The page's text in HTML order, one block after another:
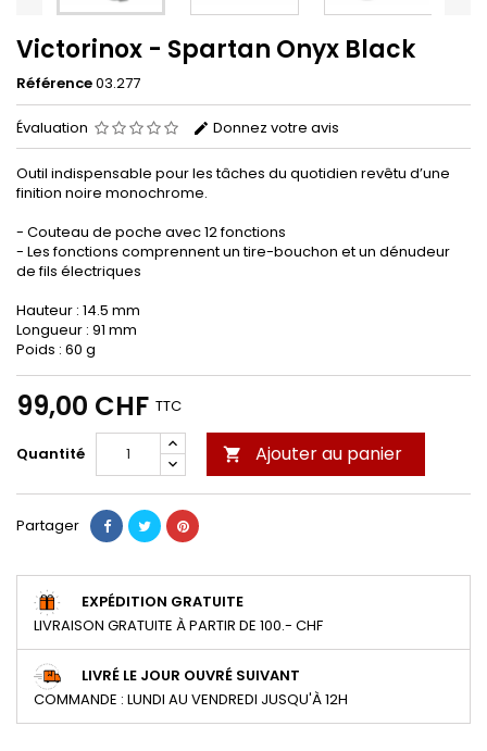
Victorinox - Spartan Onyx Black
Référence03.277
Évaluation Donnez votre avis
Outil indispensable pour les tâches du quotidien revêtu d’une
finition noire monochrome.
- Couteau de poche avec 12 fonctions
- Les fonctions comprennent un tire-bouchon et un dénudeur
de fils électriques
Hauteur : 14.5 mm
Longueur : 91 mm
Poids : 60 g
99,00 CHF TTC
Quantité  Ajouter au panier
Partager
EXPÉDITION GRATUITE
LIVRAISON GRATUITE À PARTIR DE 100.- CHF
LIVRÉ LE JOUR OUVRÉ SUIVANT
COMMANDE : LUNDI AU VENDREDI JUSQU'À 12H